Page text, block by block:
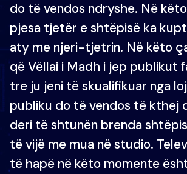
do të vendos ndryshe. Në
pjesa tjetër e shtëpisë ka
aty me njeri-tjetrin. Në këto
që Vëllai i Madh i jep publikut
tre ju jeni të skualifikuar nga
publiku do të vendos të kthej
deri të shtunën brenda
të vijë me mua në studio.
të hapë në këto momente